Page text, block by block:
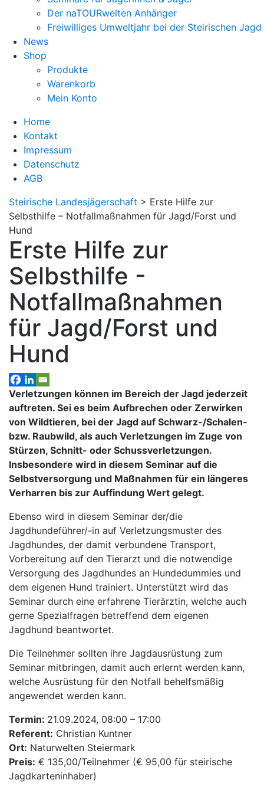
Der naTOURwelten Anhänger
Freiwilliges Umweltjahr bei der Steirischen Jagd
News
Shop
Produkte
Warenkorb
Mein Konto
Home
Kontakt
Impressum
Datenschutz
AGB
Steirische Landesjägerschaft > Erste Hilfe zur
Selbsthilfe – Notfallmaßnahmen für Jagd/Forst und
Hund
Erste Hilfe zur
Selbsthilfe -
Notfallmaßnahmen
für Jagd/Forst und
Hund
Verletzungen können im Bereich der Jagd jederzeit
auftreten. Sei es beim Aufbrechen oder Zerwirken
von Wildtieren, bei der Jagd auf Schwarz-/Schalen-
bzw. Raubwild, als auch Verletzungen im Zuge von
Stürzen, Schnitt- oder Schussverletzungen.
Insbesondere wird in diesem Seminar auf die
Selbstversorgung und Maßnahmen für ein längeres
Verharren bis zur Auffindung Wert gelegt.
Ebenso wird in diesem Seminar der/die
Jagdhundeführer/-in auf Verletzungsmuster des
Jagdhundes, der damit verbundene Transport,
Vorbereitung auf den Tierarzt und die notwendige
Versorgung des Jagdhundes an Hundedummies und
dem eigenen Hund trainiert. Unterstützt wird das
Seminar durch eine erfahrene Tierärztin, welche auch
gerne Spezialfragen betreffend dem eigenen
Jagdhund beantwortet.
Die Teilnehmer sollten ihre Jagdausrüstung zum
Seminar mitbringen, damit auch erlernt werden kann,
welche Ausrüstung für den Notfall behelfsmäßig
angewendet werden kann.
Termin: 21.09.2024, 08:00 – 17:00
Referent: Christian Kuntner
Ort: Naturwelten Steiermark
Preis: € 135,00/Teilnehmer (€ 95,00 für steirische
Jagdkarteninhaber)